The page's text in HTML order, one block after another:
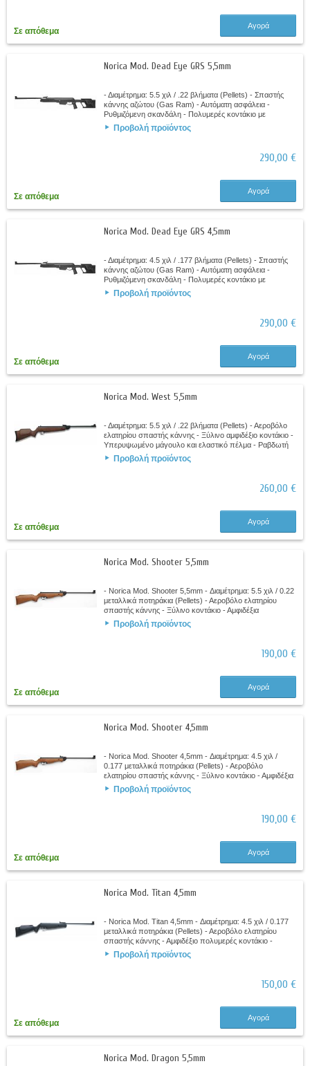
Σε απόθεμα
Αγορά
Norica Mod. Dead Eye GRS 5,5mm
- Διαμέτρημα: 5.5 χιλ / .22 βλήματα (Pellets) - Σπαστής
κάννης αζώτου (Gas Ram) - Αυτόματη ασφάλεια -
Ρυθμιζόμενη σκανδάλη - Πολυμερές κοντάκιο με
ρυθμιζόμενο μάγουλο - Ράγες Picatinny στις...
Προβολή προϊόντος
290,00 €
Σε απόθεμα
Αγορά
Norica Mod. Dead Eye GRS 4,5mm
- Διαμέτρημα: 4.5 χιλ / .177 βλήματα (Pellets) - Σπαστής
κάννης αζώτου (Gas Ram) - Αυτόματη ασφάλεια -
Ρυθμιζόμενη σκανδάλη - Πολυμερές κοντάκιο με
ρυθμιζόμενο μάγουλο - Ράγες Picatinny στις...
Προβολή προϊόντος
290,00 €
Σε απόθεμα
Αγορά
Norica Mod. West 5,5mm
- Διαμέτρημα: 5.5 χιλ / .22 βλήματα (Pellets) - Αεροβόλο
ελατηρίου σπαστής κάννης - Ξύλινο αμφιδέξιο κοντάκιο -
Υπερυψωμένο μάγουλο και ελαστικό πέλμα - Ραβδωτή
κάννη - Στόχαστρο οπτικής ίνας...
Προβολή προϊόντος
260,00 €
Σε απόθεμα
Αγορά
Norica Mod. Shooter 5,5mm
- Norica Mod. Shooter 5,5mm - Διαμέτρημα: 5.5 χιλ / 0.22
μεταλλικά ποτηράκια (Pellets) - Αεροβόλο ελατηρίου
σπαστής κάννης - Ξύλινο κοντάκιο - Αμφιδέξια
υπερυψωμένο μάγουλο - Εγχάρακτο (ψάθα)...
Προβολή προϊόντος
190,00 €
Σε απόθεμα
Αγορά
Norica Mod. Shooter 4,5mm
- Norica Mod. Shooter 4,5mm - Διαμέτρημα: 4.5 χιλ /
0.177 μεταλλικά ποτηράκια (Pellets) - Αεροβόλο
ελατηρίου σπαστής κάννης - Ξύλινο κοντάκιο - Αμφιδέξια
υπερυψωμένο μάγουλο - Εγχάρακτο (ψάθα)...
Προβολή προϊόντος
190,00 €
Σε απόθεμα
Αγορά
Norica Mod. Titan 4,5mm
- Norica Mod. Titan 4,5mm - Διαμέτρημα: 4.5 χιλ / 0.177
μεταλλικά ποτηράκια (Pellets) - Αεροβόλο ελατηρίου
σπαστής κάννης - Αμφιδέξιο πολυμερές κοντάκιο -
Ελαστικό αεριζόμενο πέλμα - Εγχάρακτο...
Προβολή προϊόντος
150,00 €
Σε απόθεμα
Αγορά
Norica Mod. Dragon 5,5mm